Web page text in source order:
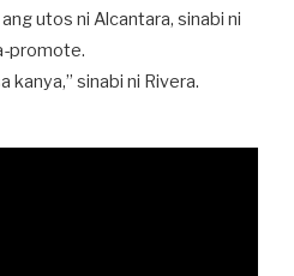
utos ni Alcantara, sinabi ni
promote.
kanya,” sinabi ni Rivera.